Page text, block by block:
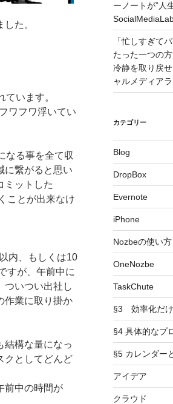
た。
います。
ワフワ浮いてい
なる事を全て収
に繋がると思い
ミットした
ことが出来なけ
内、もしくは10
すが、午前中に
ついつい出社し
作業に取り掛か
結構な量になっ
クとしてどんど
前中の時間が
ーノートが”人
「忙しすぎて
たった一つの
冷静を取り戻
ャルメディア
カテゴリー
Blog
DropBox
Evernote
iPhone
Nozbeの使い方
OneNozbe
TaskChute
§3 効率化だ
§4 具体的なプ
§5 カレンダー
アイデア
クラウド